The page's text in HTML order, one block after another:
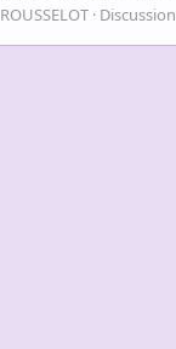
ROUSSELOT Discussion